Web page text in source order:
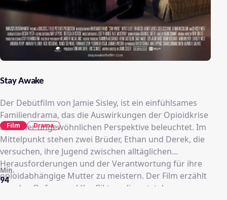
Stay Awake
Der Debütfilm von Jamie Sisley, ist ein einfühlsames
Familiendrama, das die Auswirkungen der Opioidkrise
aus einer ungewöhnlichen Perspektive beleuchtet. Im
Mittelpunkt stehen zwei Brüder, Ethan und Derek, die
versuchen, ihre Jugend zwischen alltäglichen
Herausforderungen und der Verantwortung für ihre
opioidabhängige Mutter zu meistern. Der Film erzählt
von den Opfern und Konflikten, die entstehen, wenn
94
Min.
Film Drama